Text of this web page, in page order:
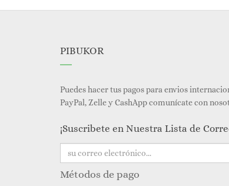
PIBUKOR
Puedes hacer tus pagos para envios
PayPal, Zelle y CashApp comunícate con
¡Suscribete en Nuestra Lista de
Métodos de pago